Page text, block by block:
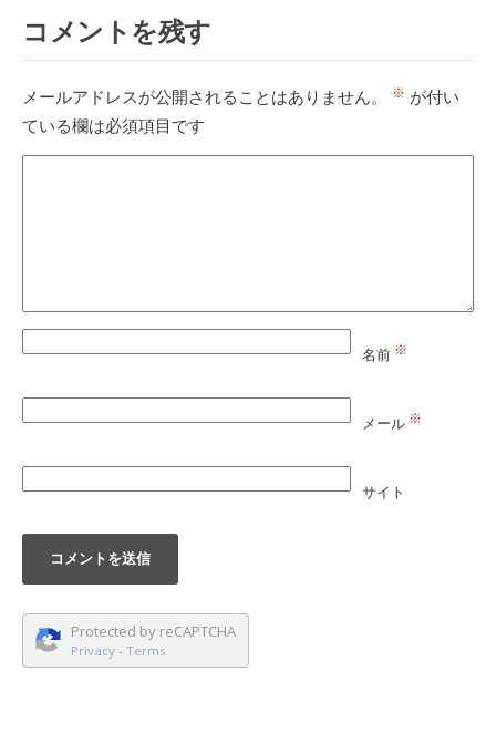
コメントを残す
メールアドレスが公開されることはありません。 ※ が付い
ている欄は必須項目です
名前 ※
メール ※
サイト
Protected by reCAPTCHA
Privacy - Terms